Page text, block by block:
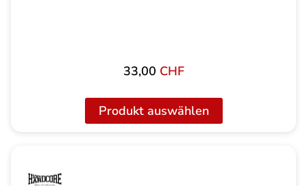
33,00 CHF
Produkt auswählen